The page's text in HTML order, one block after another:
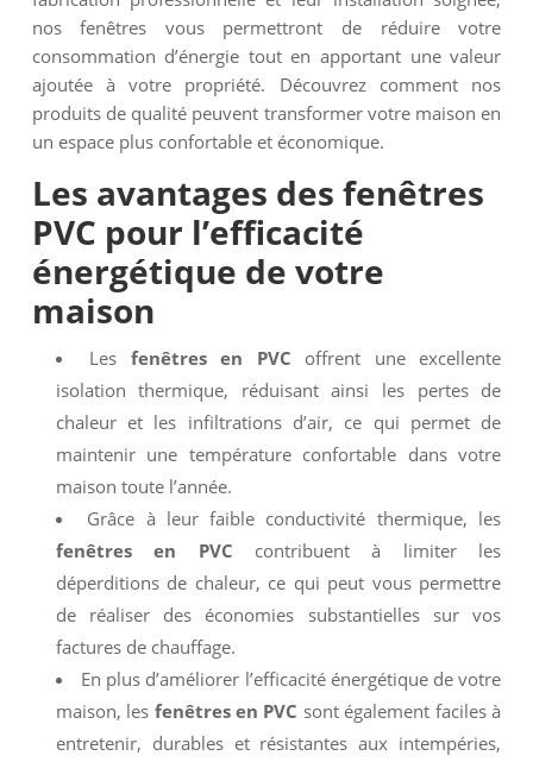
nos fenêtres vous permettront de réduire votre
consommation d’énergie tout en apportant une valeur
ajoutée à votre propriété. Découvrez comment nos
produits de qualité peuvent transformer votre maison en
un espace plus confortable et économique.
Les avantages des fenêtres
PVC pour l’efficacité
énergétique de votre
maison
Les fenêtres en PVC offrent une excellente
isolation thermique, réduisant ainsi les pertes de
chaleur et les infiltrations d’air, ce qui permet de
maintenir une température confortable dans votre
maison toute l’année.
Grâce à leur faible conductivité thermique, les
fenêtres en PVC contribuent à limiter les
déperditions de chaleur, ce qui peut vous permettre
de réaliser des économies substantielles sur vos
factures de chauffage.
En plus d’améliorer l’efficacité énergétique de votre
maison, les fenêtres en PVC sont également faciles à
entretenir, durables et résistantes aux intempéries,